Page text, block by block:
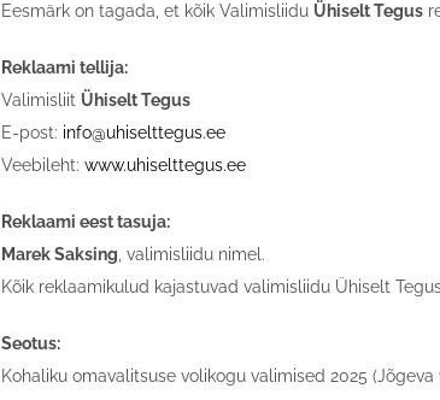
Eesmärk on tagada, et kõik Valimisliidu Ühiselt Tegus
Reklaami tellija:
Valimisliit Ühiselt Tegus
E-post: info@uhiselttegus.ee
Veebileht: www.uhiselttegus.ee
Reklaami eest tasuja:
Marek Saksing , valimisliidu nimel.
Kõik reklaamikulud kajastuvad valimisliidu Ühiselt
Seotus:
Kohaliku omavalitsuse volikogu valimised 2025 (Jõgeva